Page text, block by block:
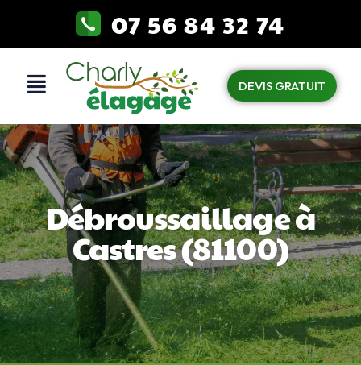
07 56 84 32 74
DEVIS GRATUIT
Débroussaillage à
Castres (81100)